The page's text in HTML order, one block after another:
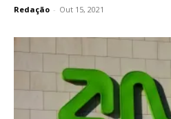
Redação - Out 15, 2021